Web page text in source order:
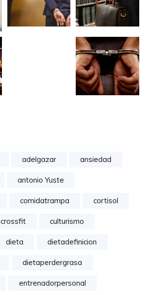
adelgazar ansiedad
antonio Yuste
comidatrampa cortisol
crossfit culturismo
dieta dietadefinicion
dietaperdergrasa
entrenadorpersonal